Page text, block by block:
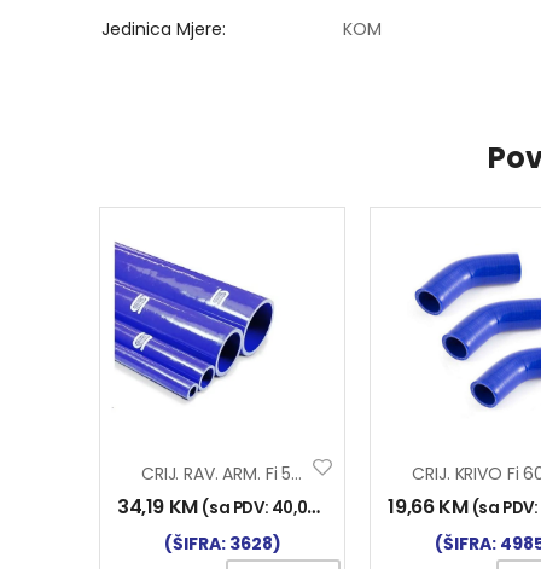
Jedinica Mjere KOM
CRIJ. RAV. ARM. Fi 55×1000 SILIKON
34,19 KM (sa PDV: 40,00
(ŠIFRA: 3628)
19,66KM (sa PDV:
(ŠIFRA: